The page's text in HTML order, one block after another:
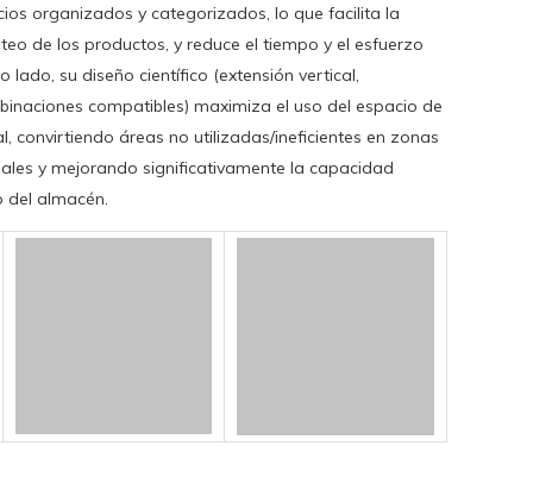
organizados y categorizados, lo que facilita la
de los productos, y reduce el tiempo y el esfuerzo
lado, su diseño científico (extensión vertical,
compatibles) maximiza el uso del espacio de
convirtiendo áreas no utilizadas/ineficientes en zonas
y mejorando significativamente la capacidad
del almacén.